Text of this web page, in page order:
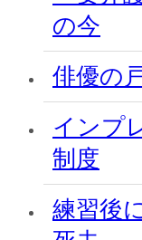
の今
俳優の
インプ
制度
練習後